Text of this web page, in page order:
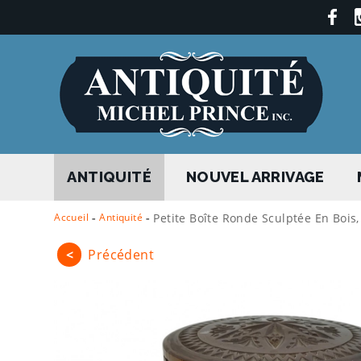
ANTIQUITÉ NOUVEL ARRIVAGE
Accueil - Antiquité - Petite Boîte Ronde Sculptée En
< Précédent